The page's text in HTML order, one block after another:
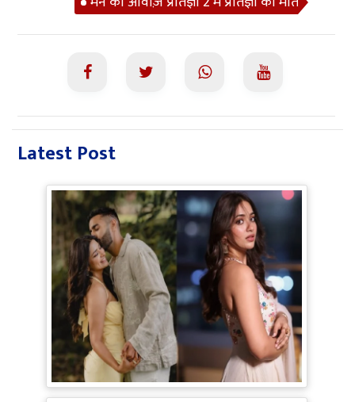
Latest Post
Jiyaa Shankar Engagement: Jiya
Shankar की हुई Engagement, मंगेतर
Karan के साथ शेयर की रोमांटिक Pictures